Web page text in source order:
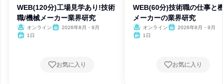
WEB(120分)工場見学あり!技術
職/機械メーカー業界研究
オンライン
2026年8月・9月
1日
お気に入り
WEB(60分)技術職の仕事と
メーカーの業界研究
オンライン
2026年8月・9月
1日
お気に入り